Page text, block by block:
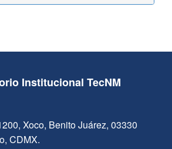
Institucional TecNM
Xoco, Benito Juárez, 03330
CDMX.